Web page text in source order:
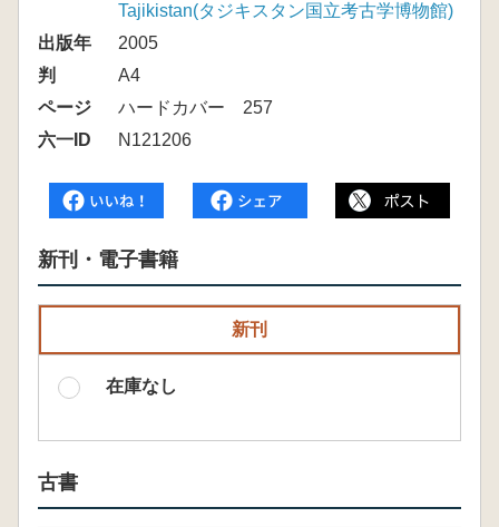
Tajikistan(タジキスタン国立考古学博物館)
出版年
2005
判
A4
ページ
ハードカバー 257
六一ID
N121206
新刊・電子書籍
新刊
在庫なし
古書